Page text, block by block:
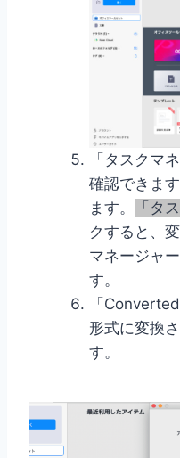
「タスクマ
確認できま
ます。
「タ
クすると、
マネージャ
す。
「
形式に変換
す。